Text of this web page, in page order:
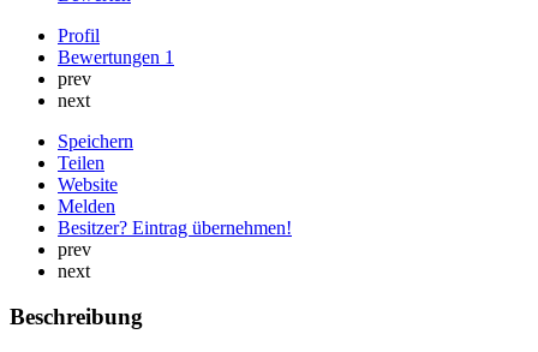
Profil
Bewertungen 1
prev
next
Speichern
Teilen
Website
Melden
Besitzer? Eintrag übernehmen!
prev
next
Beschreibung